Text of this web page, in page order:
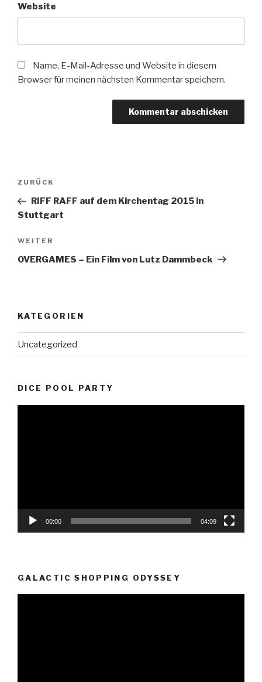
Website
Name, E-Mail-Adresse und Website in diesem
Browser für meinen nächsten Kommentar speichern.
Beitragsnavigation
Vorheriger
Beitrag
ZURÜCK
RIFF RAFF auf dem Kirchentag 2015 in
Stuttgart
Nächster
Beitrag
WEITER
OVERGAMES – Ein Film von Lutz Dammbeck
KATEGORIEN
Uncategorized
DICE POOL PARTY
00:00 04:09
GALACTIC SHOPPING ODYSSEY